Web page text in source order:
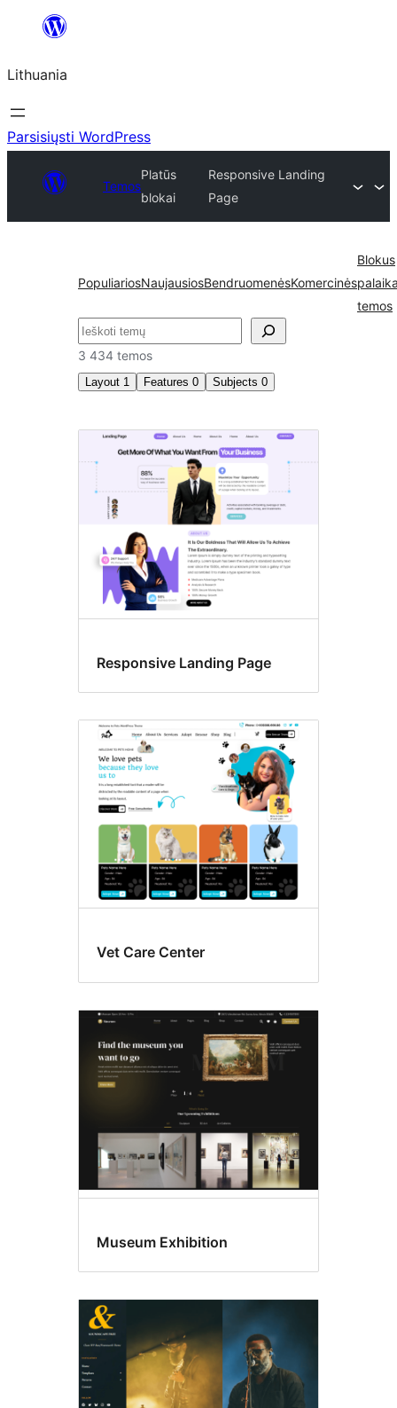
turinio
Lithuania
Parsisiųsti WordPress
Temos
Platūs
blokai
Responsive Landing
Page
PopuliariosNaujausiosBendruomenėsKomercinės
Blokus
temos
Paieška
3 434 temos
Layout 1 Features 0 Subjects 0
Platūs
blokai
Responsive Landing Page
Vet Care Center
Museum Exhibition